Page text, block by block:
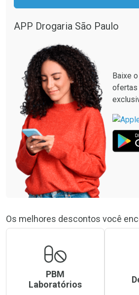
APP Drogaria São Paulo
Baixe o
ofertas
Os melhores descontos você
PBM
Laboratórios